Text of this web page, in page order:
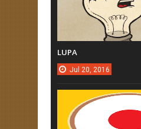
LUPA
Jul 20, 2016